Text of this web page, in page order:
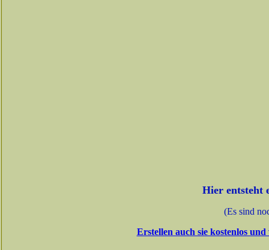
Hier entsteht
(Es sind
Erstellen auch sie kostenlos